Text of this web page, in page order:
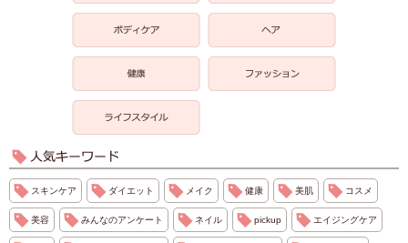
スキンケア ダイエット メイク 健康 美肌 コスメ
美容 みんなのアンケート ネイル pickup エイジングケア